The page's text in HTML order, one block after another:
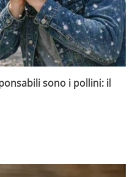
sono i pollini: il